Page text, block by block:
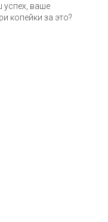
успех, ваше
копейки за это?